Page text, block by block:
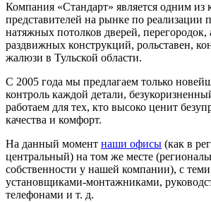
Компания «Стандарт» является одним
представителей на рынке по реализации
натяжных потолков дверей,
раздвижных конструкций, рольставен,
жалюзи в Тульской области.
С 2005 года мы предлагаем только
контроль каждой детали,
работаем для тех, кто высоко ценит
качества и комфорт.
На данный момент наши офисы (как в
центральный) на том же месте
собственности у нашей компании), с
установщиками-монтажниками,
телефонами и т. д.